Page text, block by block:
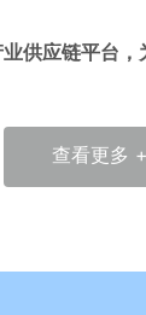
供应链平台
查看更多 +